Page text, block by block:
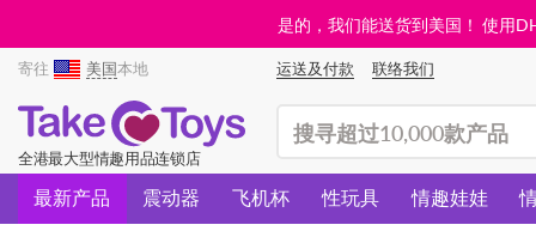
是的，我们能送货到美国！ 使用
寄往 美国本地 运送及付款 联络我们
全港最大型情趣用品连锁店
最新产品 震动器 飞机杯 性玩具 情趣娃娃